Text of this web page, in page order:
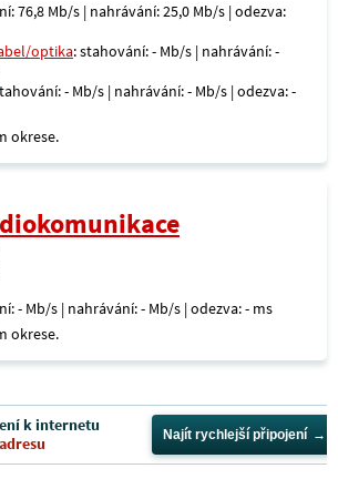
76,8 Mb/s | nahrávání: 25,0 Mb/s | odezva:
optika: stahování: - Mb/s | nahrávání: -
- Mb/s | nahrávání: - Mb/s | odezva: -
okrese.
- Mb/s | nahrávání: - Mb/s | odezva: - ms
okrese.
k internetu
Najít rychlejší připojení